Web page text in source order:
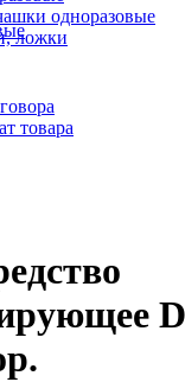
одноразовые
ложки
товара